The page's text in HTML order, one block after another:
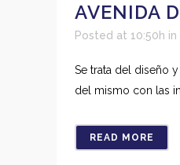
AVENIDA
Posted at 10:50h in
Se trata del diseño
del mismo con las
READ MORE